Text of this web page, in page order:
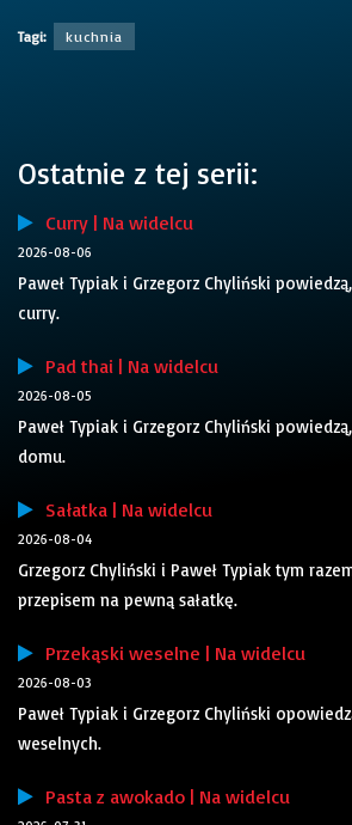
Tagi: kuchnia
Ostatnie z tej serii:
Curry | Na widelcu
2026-08-06
Paweł Typiak i Grzegorz Chyliński
curry.
Pad thai | Na widelcu
2026-08-05
Paweł Typiak i Grzegorz Chyliński
domu.
Sałatka | Na widelcu
2026-08-04
Grzegorz Chyliński i Paweł Typiak tym
przepisem na pewną sałatkę.
Przekąski weselne | Na widelcu
2026-08-03
Paweł Typiak i Grzegorz Chyliński
weselnych.
Pasta z awokado | Na widelcu